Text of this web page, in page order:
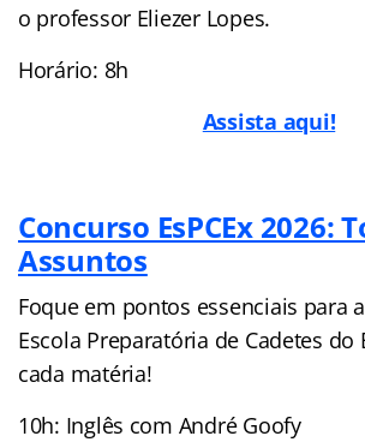
o professor Eliezer Lopes.
Horário: 8h
Assista aqui!
Concurso EsPCEx 2026:
Assuntos
Foque em pontos essenciais para
Escola Preparatória de Cadetes do
cada matéria!
10h: Inglês com André Goofy